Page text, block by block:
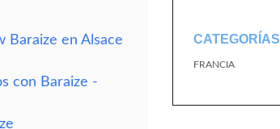
Baraize en Alsace
con Baraize -
CATEGORÍAS
FRANCIA